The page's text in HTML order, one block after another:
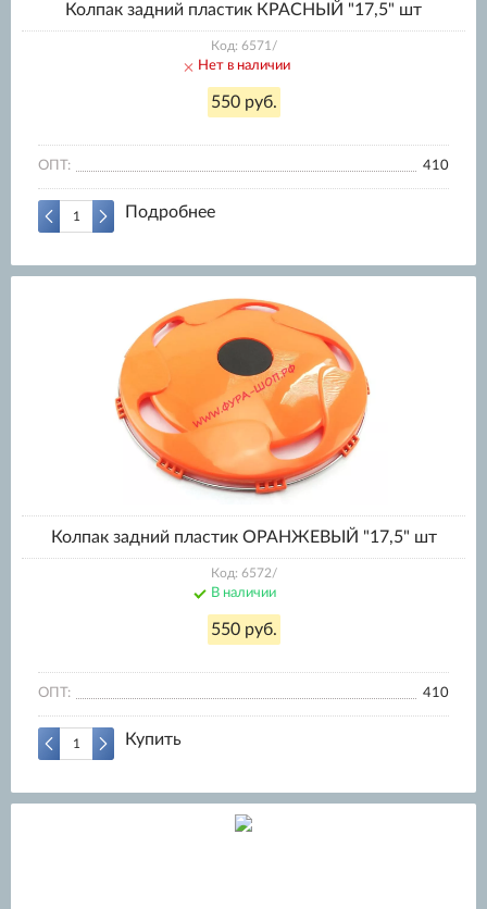
Колпак задний пластик КРАСНЫЙ "17,5" шт
Код: 6571/
Нет в наличии
550 руб.
ОПТ: 410
Подробнее
Колпак задний пластик ОРАНЖЕВЫЙ "17,5" шт
Код: 6572/
В наличии
550 руб.
ОПТ: 410
Купить